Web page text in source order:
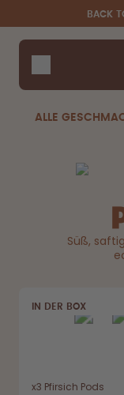
Zum Hauptinhalt
Erklärung zur BACK
Duft-
ALLE
Süß,
IN DER BOX
x3 Pfirsich Pods